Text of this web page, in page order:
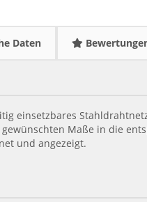
Daten
einsetzbares
Maße in die
und angezeigt.